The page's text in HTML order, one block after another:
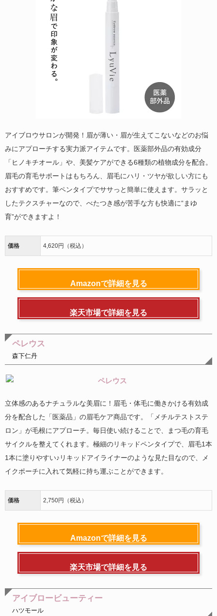
アイブロウサロンが開発！眉が薄い・眉が生えてこないなどのお悩
みにアプローチする実力派アイテムです。医薬部外品の有効成分
「ヒノキチオール」や、美髪ケアができる6種類の植物成分を配合。
眉毛の育毛サポートはもちろん、眉毛にハリ・ツヤが欲しい方にも
おすすめです。筆ペンタイプでササっと簡単に使えます。サラッと
したテクスチャーなので、べたつき感が苦手な方も快適に“まゆ
育”ができますよ！
価格 4,620円（税込）
Amazonで詳細を見る
楽天市場で詳細を見る
ペレウス
森下仁丹
立体感のあるナチュラルな美眉に！眉毛・体毛に働きかける有効成
分を配合した「医薬品」の眉毛ケア商品です。「メチルテストステ
ロン」が毛根にアプローチ。毎日使い続けることで、まつ毛の育毛
サイクルを整えてくれます。極細のリキッドペンタイプで、眉毛1本
1本に塗りやすい♪リキッドアイライナーのような見た目なので、メ
イクポーチに入れて気軽に持ち運ぶことができます。
価格 2,750円（税込）
Amazonで詳細を見る
楽天市場で詳細を見る
アイブロービューティー
ハツモール